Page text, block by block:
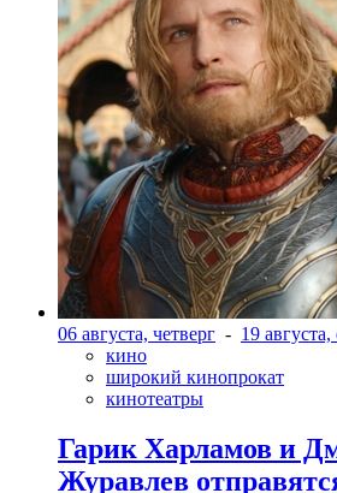
06 августа, четверг - 19 августа,
кино
широкий кинопрокат
кинотеатры
Гарик Харламов и
Журавлев